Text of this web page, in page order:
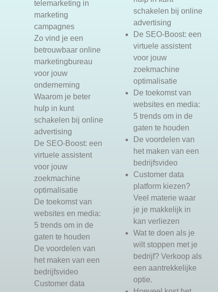
telemarketing in
marketing
campagnes
Zo vind je een
betrouwbaar online
marketingbureau
voor jouw
onderneming
Waarom je beter
hulp in kunt
schakelen bij online
advertising
De SEO-Boost: een
virtuele assistent
voor jouw
zoekmachine
optimalisatie
De toekomst van
websites en media:
5 trends om in de
gaten te houden
De voordelen van
het maken van een
bedrijfsvideo
Customer data
schakelen bij online
advertising
De SEO-Boost: een
virtuele assistent
voor jouw
zoekmachine
optimalisatie
De toekomst van
websites en media:
5 trends om in de
gaten te houden
De voordelen van
het maken van een
bedrijfsvideo
Customer data
platform kiezen?
Veel materie waar
je je makkelijk in
kan verliezen
Wat te doen als je
wilt stoppen met je
bedrijf? Verkoop als
een aantrekkelijke
optie.